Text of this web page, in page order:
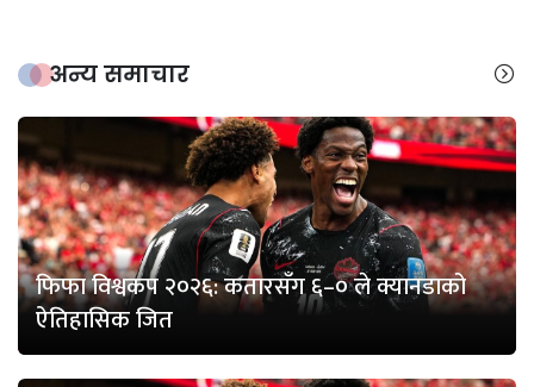
अन्य समाचार
फिफा विश्वकप २०२६: कतारसँग ६–० ले क्यानडाको
ऐतिहासिक जित